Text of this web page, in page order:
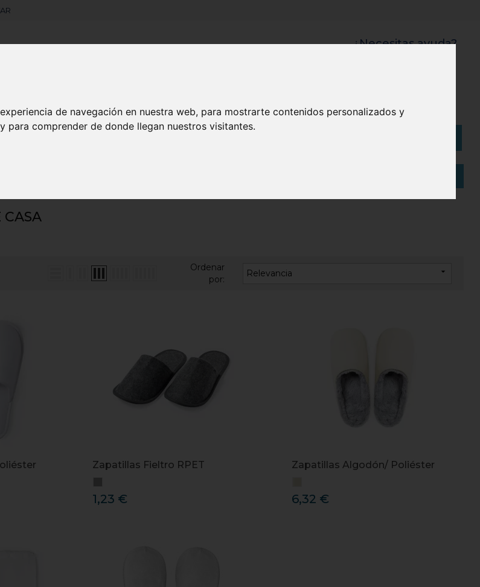
de navegación en nuestra web, para mostrarte contenidos personalizados y
para comprender de donde llegan nuestros visitantes.
¿Necesitas ayuda?
CASA
Ordenar
por:
Relevancia 
Zapatillas Fieltro RPET
1,23 €
Zapatillas Algodón/ Poliéster
6,32 €